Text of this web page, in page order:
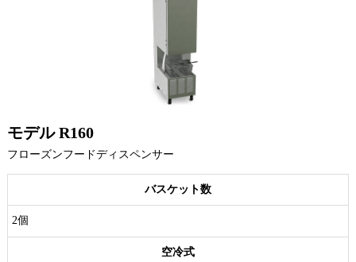
モデル R160
フローズンフードディスペンサー
バスケット数
2個
空冷式